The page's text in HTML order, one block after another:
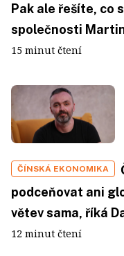
Pak ale řešíte, co
společnosti
15 minut čtení
ČÍNSKÁ EKONOMIKA
podceňovat ani
větev sama, říká
12 minut čtení